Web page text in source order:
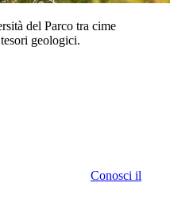
del Parco tra cime
geologici.
Conosci il